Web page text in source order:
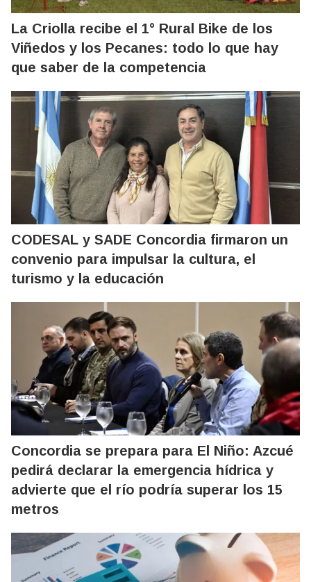
La Criolla recibe el 1° Rural Bike de los
Viñedos y los Pecanes: todo lo que hay
que saber de la competencia
CODESAL y SADE Concordia firmaron un
convenio para impulsar la cultura, el
turismo y la educación
Concordia se prepara para El Niño: Azcué
pedirá declarar la emergencia hídrica y
advierte que el río podría superar los 15
metros